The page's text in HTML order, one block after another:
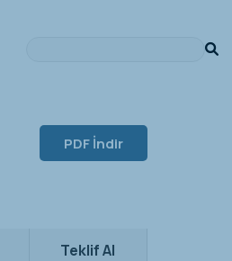
PDF İndir
Teklif Al